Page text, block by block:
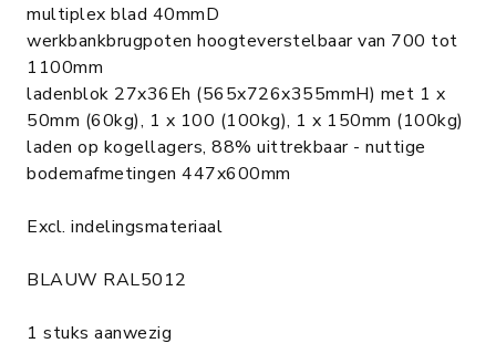
multiplex blad 40mmD
werkbankbrugpoten hoogteverstelbaar van 700 tot
1100mm
ladenblok 27x36Eh (565x726x355mmH) met 1 x
50mm (60kg), 1 x 100 (100kg), 1 x 150mm (100kg)
laden op kogellagers, 88% uittrekbaar - nuttige
bodemafmetingen 447x600mm
Excl. indelingsmateriaal
BLAUW RAL5012
1 stuks aanwezig